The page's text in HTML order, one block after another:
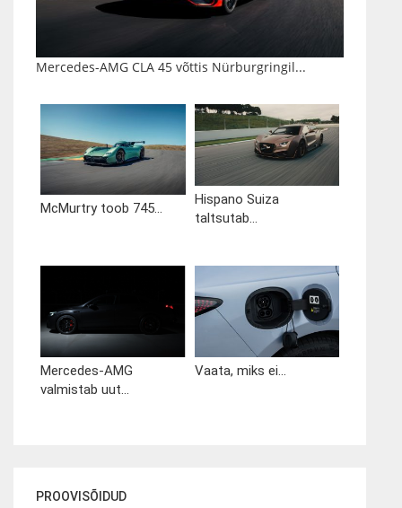
Mercedes-AMG CLA 45 võttis Nürburgringil...
McMurtry toob 745...
Hispano Suiza
taltsutab...
Mercedes-AMG
valmistab uut...
Vaata, miks ei...
PROOVISÕIDUD